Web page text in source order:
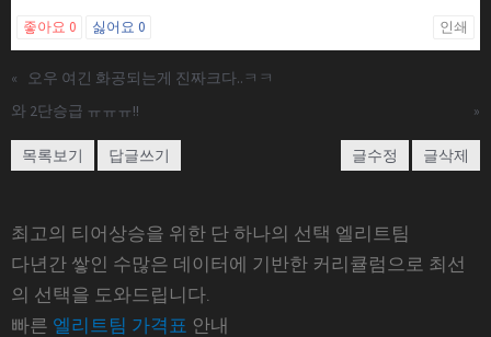
좋아요 0 싫어요 0 인쇄
«
오우 여긴 화공되는게 진짜크다..ㅋㅋ
와 2단승급 ㅠㅠㅠ!!
»
목록보기 답글쓰기 글수정 글삭제
최고의 티어상승을 위한 단 하나의 선택 엘리트팀
다년간 쌓인 수많은 데이터에 기반한 커리큘럼으로 최선
의 선택을 도와드립니다.
빠른 엘리트팀 가격표 안내